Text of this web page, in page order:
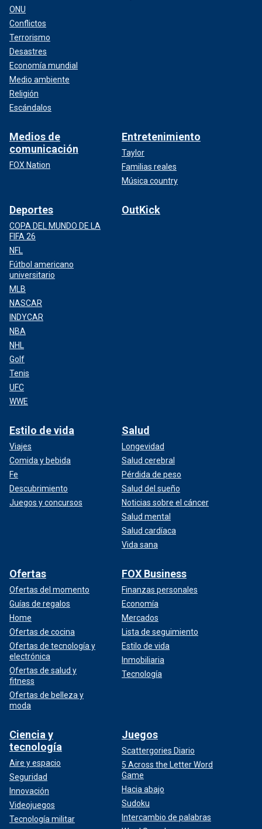
ONU
Conflictos
Terrorismo
Desastres
Economía mundial
Medio ambiente
Religión
Escándalos
Medios de
comunicación
FOX Nation
Entretenimiento
Taylor
Familias reales
Música country
Deportes
COPA DEL MUNDO DE LA
FIFA 26
NFL
Fútbol americano
universitario
MLB
NASCAR
INDYCAR
NBA
NHL
Golf
Tenis
UFC
WWE
OutKick
Estilo de vida
Viajes
Comida y bebida
Fe
Descubrimiento
Juegos y concursos
Salud
Longevidad
Salud cerebral
Pérdida de peso
Salud del sueño
Noticias sobre el cáncer
Salud mental
Salud cardíaca
Vida sana
Ofertas
Ofertas del momento
Guías de regalos
Home
Ofertas de cocina
Ofertas de tecnología y
electrónica
Ofertas de salud y
fitness
Ofertas de belleza y
moda
FOX Business
Finanzas personales
Economía
Mercados
Lista de seguimiento
Estilo de vida
Inmobiliaria
Tecnología
Ciencia y
tecnología
Aire y espacio
Seguridad
Innovación
Videojuegos
Tecnología militar
Juegos
Scattergories Diario
5 Across the Letter Word
Game
Hacia abajo
Sudoku
Intercambio de palabras